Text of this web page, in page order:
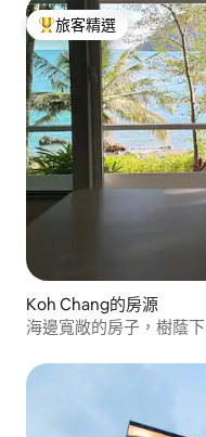
旅客精選榜首
旅客精選
Koh Chang的房源
海邊寬敞的房子，樹蔭下